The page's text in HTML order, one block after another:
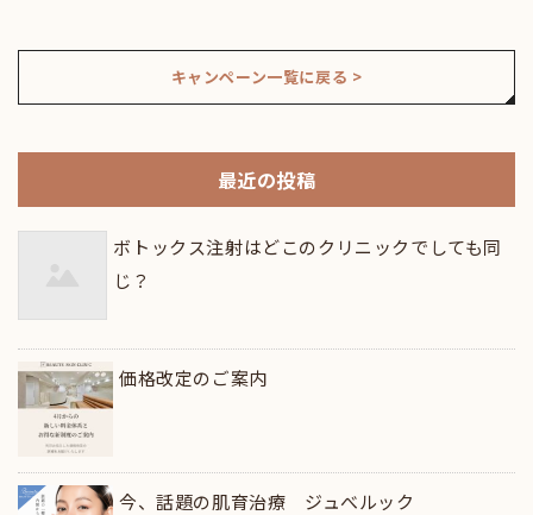
キャンペーン一覧に戻る >
最近の投稿
ボトックス注射はどこのクリニックでしても同
じ？
価格改定のご案内
今、話題の肌育治療 ジュべルック